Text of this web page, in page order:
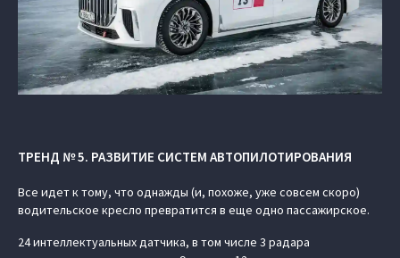
ТРЕНД № 5. РАЗВИТИЕ СИСТЕМ АВТОПИЛОТИРОВАНИЯ
Все идет к тому, что однажды (и, похоже, уже совсем скоро)
водительское кресло превратится в еще одно пассажирское.
24 интеллектуальных датчика, в том числе 3 радара